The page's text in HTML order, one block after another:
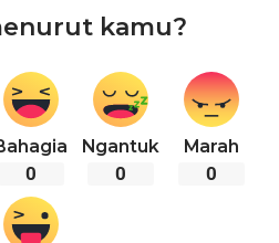
kamu?
0
Ngantuk
0
Marah
0